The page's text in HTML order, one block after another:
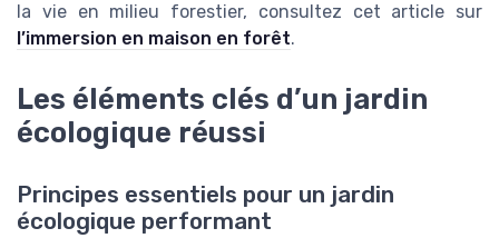
la vie en milieu forestier, consultez cet article sur
l’immersion en maison en forêt.
Les éléments clés d’un jardin
écologique réussi
Principes essentiels pour un jardin
écologique performant